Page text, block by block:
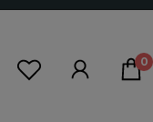
0